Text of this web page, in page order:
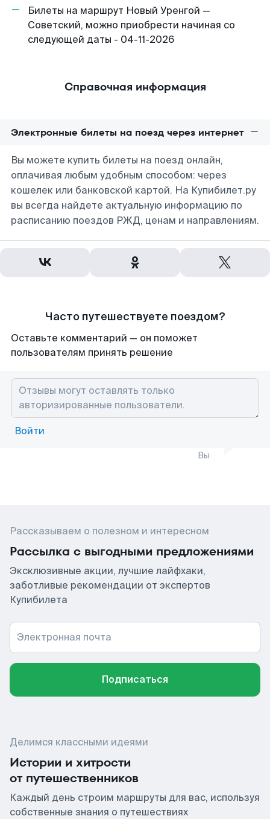
Билеты на маршрут Новый Уренгой —
Советский, можно приобрести начиная со
следующей даты - 04-11-2026
Справочная информация
Электронные билеты на поезд через интернет
Вы можете купить билеты на поезд онлайн,
оплачивая любым удобным способом: через
кошелек или банковской картой. На Купибилет.ру
вы всегда найдете актуальную информацию по
расписанию поездов РЖД, ценам и направлениям.
Часто путешествуете поездом?
Оставьте комментарий — он поможет
пользователям принять решение
Войти
Вы
Рассказываем о полезном и интересном
Рассылка с выгодными предложениями
Эксклюзивные акции, лучшие лайфхаки,
заботливые рекомендации от экспертов
Купибилета
Электронная почта
Подписаться
Делимся классными идеями
Истории и хитрости
от путешественников
Каждый день строим маршруты для вас, используя
собственные знания о путешествиях